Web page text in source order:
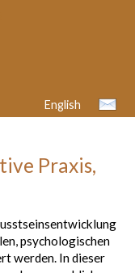
English
Praxis,
psychologischen
werden. In dieser